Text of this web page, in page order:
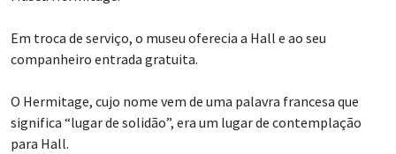
Em troca de serviço, o museu oferecia a Hall e ao seu
companheiro entrada gratuita.
O Hermitage, cujo nome vem de uma palavra francesa que
significa “lugar de solidão”, era um lugar de contemplação
para Hall.